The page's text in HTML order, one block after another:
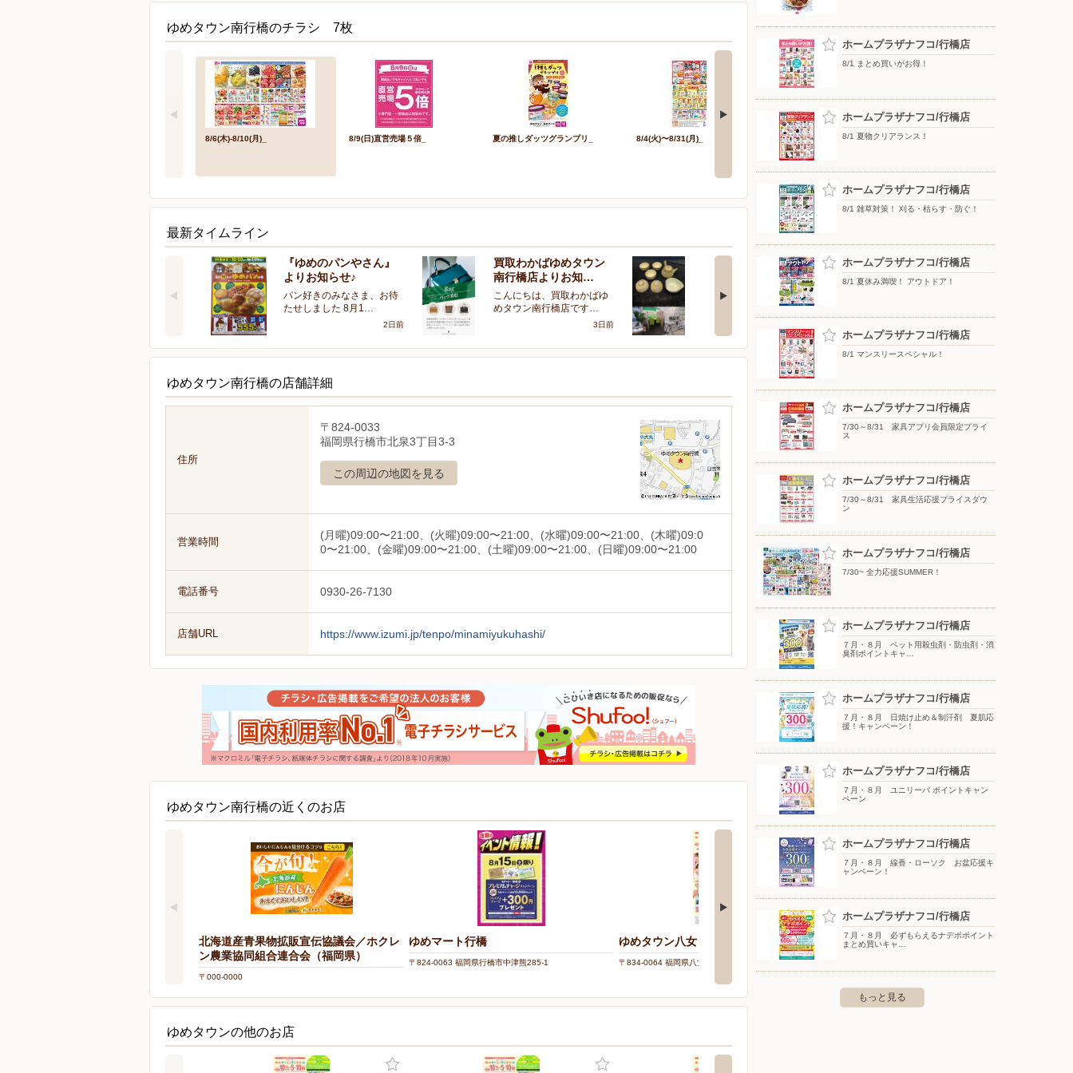
ゆめタウン南行橋のチラシ 7枚
8/6(木)-8/10(月)_ 8/9(日)直営売場５倍_ 夏の推しダッツグランプリ_ 8/4(火)〜8/31(月)_ 夏の贈り物2026_ 生活旬祭 夏号 VOL.155_
最新タイムライン
『ゆめのパンやさん』
よりお知らせ♪
パン好きのみなさま、お待
たせしました 8月1…
2日前
買取わかばゆめタウン
南行橋店よりお知…
こんにちは、買取わかばゆ
めタウン南行橋店です…
3日前
買取わかばゆめタウン
南行橋店よりお知…
「煎茶器」 本日は「煎茶
器」を買取させていた…
茶の喜ゆめタウン南行
橋店よりお知らせ…
ゆめタウン南行橋の店舗詳細
住所
〒824-0033
福岡県行橋市北泉3丁目3-3
この周辺の地図を見る
営業時間
(月曜)09:00〜21:00、(火曜)09:00〜21:00、(水曜)09:00〜21:00、(木曜)09:0
0〜21:00、(金曜)09:00〜21:00、(土曜)09:00〜21:00、(日曜)09:00〜21:00
電話番号 0930-26-7130
店舗URL https://www.izumi.jp/tenpo/minamiyukuhashi/
ゆめタウン南行橋の近くのお店
北海道産青果物拡販宣伝協議会／ホクレ
ン農業協同組合連合会（福岡県）
〒000-0000
ゆめマート行橋
〒824-0063 福岡県行橋市中津熊285-1
ゆめタウン八女
〒834-0064 福岡県八女市蒲原988-28
バースデイ/サニーサイドモール小倉店
ゆめタウンの他のお店
ホームプラザナフコ/行橋店
8/1 まとめ買いがお得！
ホームプラザナフコ/行橋店
8/1 夏物クリアランス！
ホームプラザナフコ/行橋店
8/1 雑草対策！ 刈る・枯らす・防ぐ！
ホームプラザナフコ/行橋店
8/1 夏休み満喫！ アウトドア！
ホームプラザナフコ/行橋店
8/1 マンスリースペシャル！
ホームプラザナフコ/行橋店
7/30～8/31 家具アプリ会員限定プライ
ス
ホームプラザナフコ/行橋店
7/30～8/31 家具生活応援プライスダウ
ン
ホームプラザナフコ/行橋店
7/30~ 全力応援SUMMER！
ホームプラザナフコ/行橋店
７月・８月 ペット用殺虫剤・防虫剤・消
臭剤ポイントキャ…
ホームプラザナフコ/行橋店
７月・８月 日焼け止め＆制汗剤 夏肌応
援！キャンペーン！
ホームプラザナフコ/行橋店
７月・８月 ユニリーバ ポイントキャン
ペーン
ホームプラザナフコ/行橋店
７月・８月 線香・ローソク お盆応援キ
ャンペーン！
ホームプラザナフコ/行橋店
７月・８月 必ずもらえるナデポポイント
まとめ買いキャ…
もっと見る